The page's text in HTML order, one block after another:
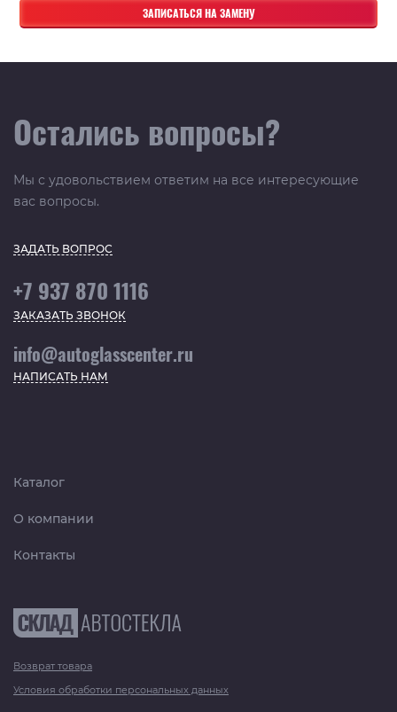
Остались вопросы?
Мы с удовольствием ответим на все интересующие
вас вопросы.
ЗАДАТЬ ВОПРОС
+7 937 870 1116
ЗАКАЗАТЬ ЗВОНОК
info@autoglasscenter.ru
НАПИСАТЬ НАМ
Каталог
О компании
Контакты
Возврат товара
Условия обработки персональных данных